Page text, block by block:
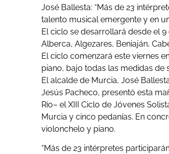
José Ballesta: “Más de 23
talento musical emergente y en
El ciclo se desarrollará desde el
Alberca, Algezares, Beniaján,
El ciclo comenzará este viernes
piano, bajo todas las medidas de
El alcalde de Murcia, José
Jesús Pacheco, presentó esta
Río– el XIII Ciclo de Jóvenes
Murcia y cinco pedanías. En
violonchelo y piano.
“Más de 23 intérpretes